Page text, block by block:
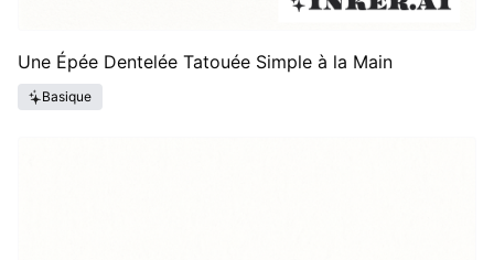
Une Épée Dentelée Tatouée Simple à la Main
Basique